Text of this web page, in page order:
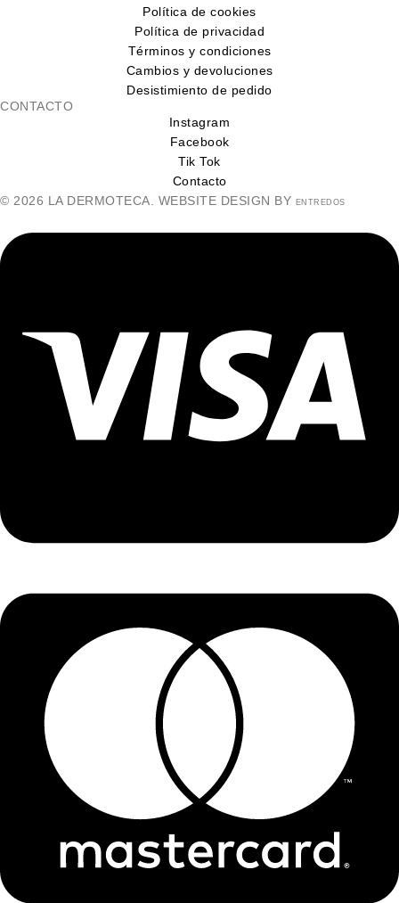
Política de cookies
Política de privacidad
Términos y condiciones
Cambios y devoluciones
Desistimiento de pedido
CONTACTO
Instagram
Facebook
Tik Tok
Contacto
© 2026 LA DERMOTECA. WEBSITE DESIGN BY ENTREDOS